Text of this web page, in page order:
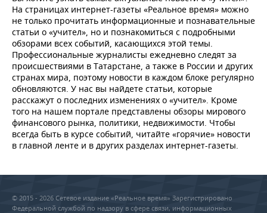
На страницах интернет-газеты «Реальное время» можно
не только прочитать информационные и познавательные
статьи о «учител», но и познакомиться с подробными
обзорами всех событий, касающихся этой темы.
Профессиональные журналисты ежедневно следят за
происшествиями в Татарстане, а также в России и других
странах мира, поэтому новости в каждом блоке регулярно
обновляются. У нас вы найдете статьи, которые
расскажут о последних изменениях о «учител». Кроме
того на нашем портале представлены обзоры мирового
финансового рынка, политики, недвижимости. Чтобы
всегда быть в курсе событий, читайте «горячие» новости
в главной ленте и в других разделах интернет-газеты.
© 2015 - 2026 Сетевое издание «Реальное время» Зарегистрировано
Федеральной службой по надзору в сфере связи, информационных